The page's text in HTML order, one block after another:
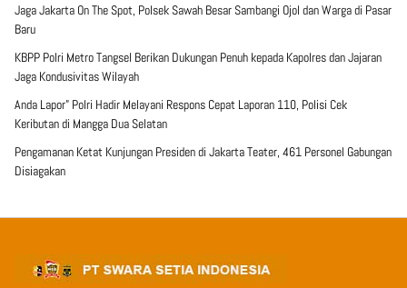
Jaga Jakarta On The Spot, Polsek Sawah Besar Sambangi Ojol dan Warga di Pasar
Baru
KBPP Polri Metro Tangsel Berikan Dukungan Penuh kepada Kapolres dan Jajaran
Jaga Kondusivitas Wilayah
Anda Lapor” Polri Hadir Melayani Respons Cepat Laporan 110, Polisi Cek
Keributan di Mangga Dua Selatan
Pengamanan Ketat Kunjungan Presiden di Jakarta Teater, 461 Personel Gabungan
Disiagakan